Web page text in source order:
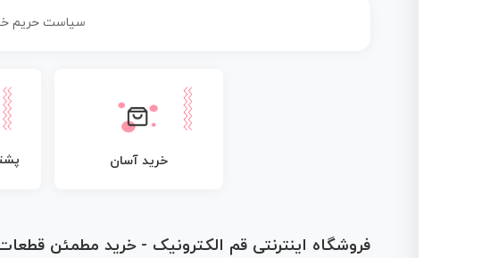
سیاست حریم
خرید آسان
فروشگاه اینترنتی قم الکترونیک - خرید مطمئن